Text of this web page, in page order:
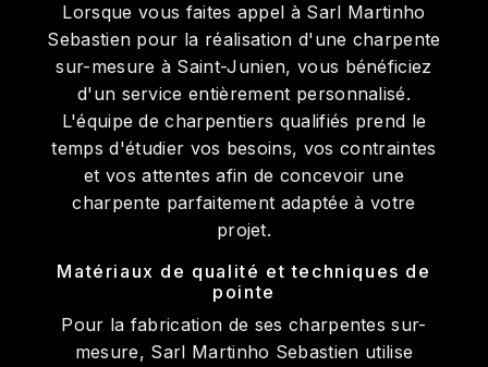
Lorsque vous faites appel à Sarl Martinho
Sebastien pour la réalisation d'une charpente
sur-mesure à Saint-Junien, vous bénéficiez
d'un service entièrement personnalisé.
L'équipe de charpentiers qualifiés prend le
temps d'étudier vos besoins, vos contraintes
et vos attentes afin de concevoir une
charpente parfaitement adaptée à votre
projet.
Matériaux de qualité et techniques de
pointe
Pour la fabrication de ses charpentes sur-
mesure, Sarl Martinho Sebastien utilise